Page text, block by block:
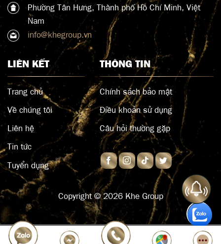
Phường Tân Hưng, Thành phố Hồ Chí Minh, Việt
Nam
info@khegroup.vn
LIÊN KẾT
Trang chủ
Về chúng tôi
Liên hệ
Tin tức
Tuyển dụng
THÔNG TIN
Chính sách bảo mật
Điều khoản sử dụng
Câu hỏi thường gặp
Copyright © 2026 Khe Group